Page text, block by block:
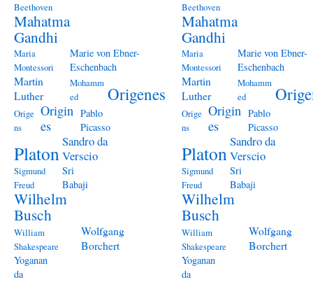
Beethoven
Mahatma
Gandhi
Maria
Montessori
Marie von Ebner-
Eschenbach
Martin
Luther
Mohamm
ed
Origenes
Orige
ns
Origin
es
Pablo
Picasso
Platon
Sandro da
Verscio
Sigmund
Freud
Sri
Babaji
Wilhelm
Busch
William
Shakespeare
Wolfgang
Borchert
Yoganan
da
Beethoven
Mahatma
Gandhi
Maria
Montessori
Marie von Ebner-
Eschenbach
Martin
Luther
Mohamm
ed
Orige
ns
Origin
es
Pablo
Picasso
Platon
Sandro da
Verscio
Sigmund
Freud
Sri
Babaji
Wilhelm
Busch
William
Shakespeare
Wolfgang
Borchert
Yoganan
da